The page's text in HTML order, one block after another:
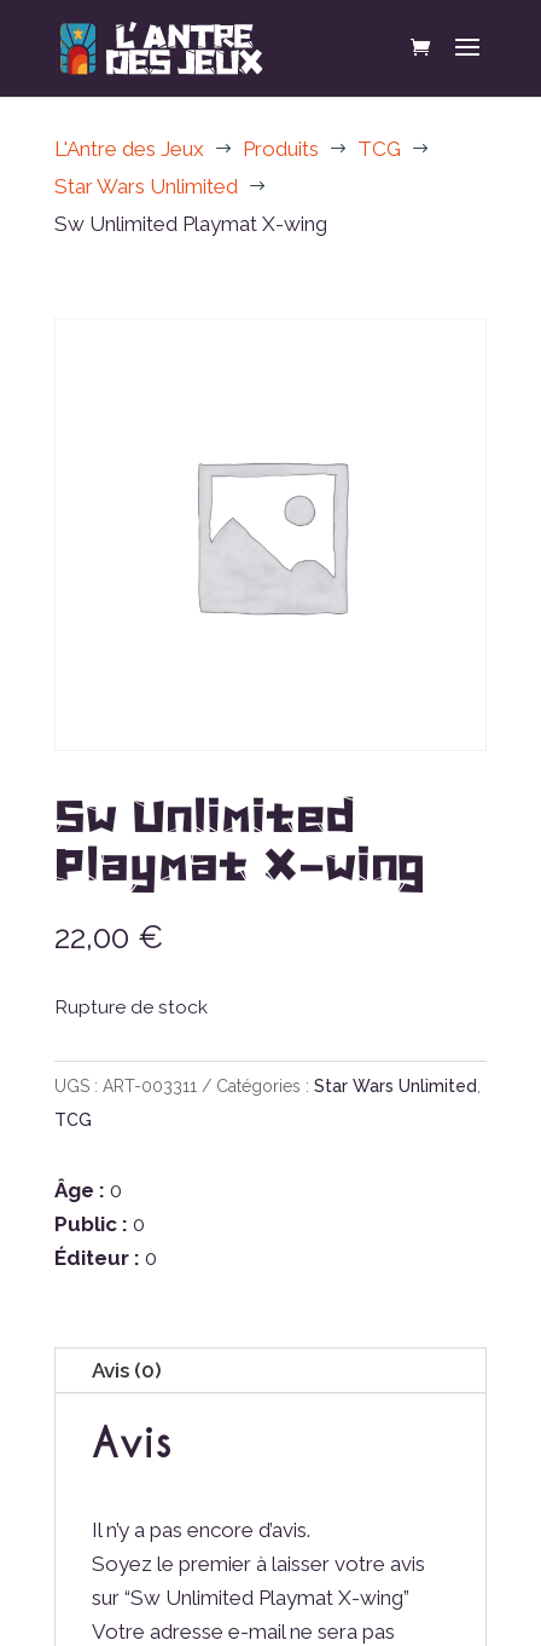
L'Antre des Jeux $ Produits $ TCG $
Star Wars Unlimited $
Sw Unlimited Playmat X-wing
Sw Unlimited
Playmat X-wing
22,00 €
Rupture de stock
UGS : ART-003311 Catégories : Star Wars Unlimited,
TCG
Âge : 0
Public : 0
Éditeur : 0
Avis (0)
Avis
Il n’y a pas encore d’avis.
Soyez le premier à laisser votre avis
sur “Sw Unlimited Playmat X-wing”
Votre adresse e-mail ne sera pas